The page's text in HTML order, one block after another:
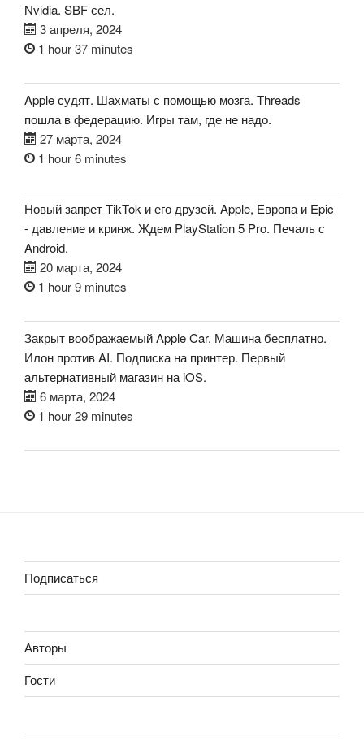
Nvidia. SBF сел.
3 апреля, 2024
1 hour 37 minutes
Apple судят. Шахматы с помощью мозга. Threads
пошла в федерацию. Игры там, где не надо.
27 марта, 2024
1 hour 6 minutes
Новый запрет TikTok и его друзей. Apple, Европа и Epic
- давление и кринж. Ждем PlayStation 5 Pro. Печаль с
Android.
20 марта, 2024
1 hour 9 minutes
Закрыт воображаемый Apple Car. Машина бесплатно.
Илон против AI. Подписка на принтер. Первый
альтернативный магазин на iOS.
6 марта, 2024
1 hour 29 minutes
Подписаться
Авторы
Гости